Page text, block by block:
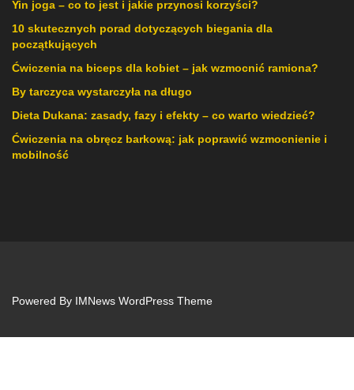
Yin joga – co to jest i jakie przynosi korzyści?
10 skutecznych porad dotyczących biegania dla
początkujących
Ćwiczenia na biceps dla kobiet – jak wzmocnić ramiona?
By tarczyca wystarczyła na długo
Dieta Dukana: zasady, fazy i efekty – co warto wiedzieć?
Ćwiczenia na obręcz barkową: jak poprawić wzmocnienie i
mobilność
Powered By IMNews WordPress Theme